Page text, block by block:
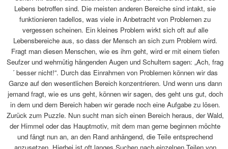
Lebens betroffen sind. Die meisten anderen Bereiche sind intakt, sie
funktionieren tadellos, was viele in Anbetracht von Problemen zu
vergessen scheinen. Ein kleines Problem wirkt sich oft auf alle
Lebensbereiche aus, so dass der Mensch an sich zum Problem wird.
Fragt man diesen Menschen, wie es ihm geht, wird er mit einem tiefen
Seufzer und wehmütig hängenden Augen und Schultern sagen: „Ach, frag
´ besser nicht!“. Durch das Einrahmen von Problemen können wir das
Ganze auf den wesentlichen Bereich konzentrieren. Und wenn uns dann
jemand fragt, wie es uns geht, können wir sagen, des geht uns gut, doch
in dem und dem Bereich haben wir gerade noch eine Aufgabe zu lösen.
Zurück zum Puzzle. Nun sucht man sich einen Bereich heraus, der Wald,
der Himmel oder das Hauptmotiv, mit dem man gerne beginnen möchte
und fängt nun an, an den Rand anhängend, die Teile entsprechend